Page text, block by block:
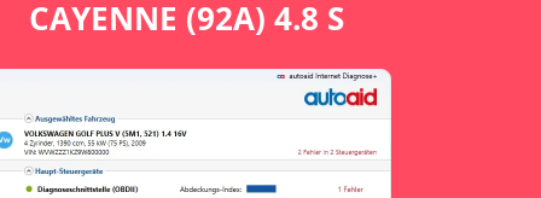
CAYENNE (92A) 4.8 S